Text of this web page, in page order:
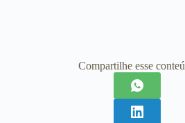
Compartilhe esse